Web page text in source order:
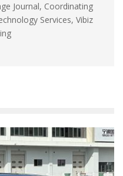
Journal, Coordinating
Services, Vibiz